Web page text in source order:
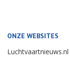
ONZE WEBSITES
Luchtvaartnieuws.nl